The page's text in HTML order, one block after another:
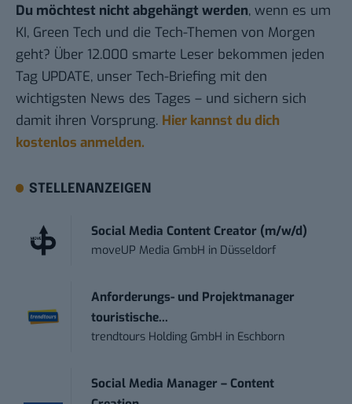
Du möchtest nicht abgehängt werden, wenn es um
KI, Green Tech und die Tech-Themen von Morgen
geht? Über 12.000 smarte Leser bekommen jeden
Tag UPDATE, unser Tech-Briefing mit den
wichtigsten News des Tages – und sichern sich
damit ihren Vorsprung. Hier kannst du dich
kostenlos anmelden.
STELLENANZEIGEN
Social Media Content Creator (m/w/d)
moveUP Media GmbH in Düsseldorf
Anforderungs- und Projektmanager
touristische...
trendtours Holding GmbH in Eschborn
Social Media Manager – Content